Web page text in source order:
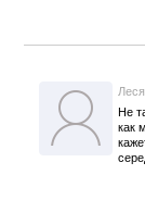
Леся
Не
как